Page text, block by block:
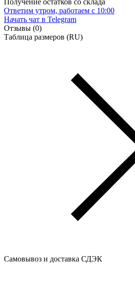
Получение остатков со склада
Ответим утром, работаем с 10:00
Начать чат в Telegram
Отзывы (0)
Таблица размеров (RU)
Самовывоз и доставка СДЭК